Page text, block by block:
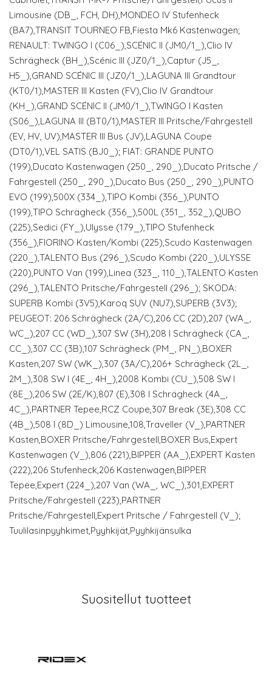
Limousine (DB_, FCH, DH),MONDEO IV Stufenheck
(BA7),TRANSIT TOURNEO FB,Fiesta Mk6 Kastenwagen;
RENAULT: TWINGO I (C06_),SCÉNIC II (JM0/1_),Clio IV
Schrägheck (BH_),Scénic III (JZ0/1_),Captur (J5_,
H5_),GRAND SCÉNIC III (JZ0/1_),LAGUNA III Grandtour
(KT0/1),MASTER III Kasten (FV),Clio IV Grandtour
(KH_),GRAND SCÉNIC II (JM0/1_),TWINGO I Kasten
(S06_),LAGUNA III (BT0/1),MASTER III Pritsche/Fahrgestell
(EV, HV, UV),MASTER III Bus (JV),LAGUNA Coupe
(DT0/1),VEL SATIS (BJ0_); FIAT: GRANDE PUNTO
(199),Ducato Kastenwagen (250_, 290_),Ducato Pritsche /
Fahrgestell (250_, 290_),Ducato Bus (250_, 290_),PUNTO
EVO (199),500X (334_),TIPO Kombi (356_),PUNTO
(199),TIPO Schrägheck (356_),500L (351_, 352_),QUBO
(225),Sedici (FY_),Ulysse (179_),TIPO Stufenheck
(356_),FIORINO Kasten/Kombi (225),Scudo Kastenwagen
(220_),TALENTO Bus (296_),Scudo Kombi (220_),ULYSSE
(220),PUNTO Van (199),Linea (323_, 110_),TALENTO Kasten
(296_),TALENTO Pritsche/Fahrgestell (296_); SKODA:
SUPERB Kombi (3V5),Karoq SUV (NU7),SUPERB (3V3);
PEUGEOT: 206 Schrägheck (2A/C),206 CC (2D),207 (WA_,
WC_),207 CC (WD_),307 SW (3H),208 I Schrägheck (CA_,
CC_),307 CC (3B),107 Schrägheck (PM_, PN_),BOXER
Kasten,207 SW (WK_),307 (3A/C),206+ Schrägheck (2L_,
2M_),308 SW I (4E_, 4H_),2008 Kombi (CU_),508 SW I
(8E_),206 SW (2E/K),807 (E),308 I Schrägheck (4A_,
4C_),PARTNER Tepee,RCZ Coupe,307 Break (3E),308 CC
(4B_),508 I (8D_) Limousine,108,Traveller (V_),PARTNER
Kasten,BOXER Pritsche/Fahrgestell,BOXER Bus,Expert
Kastenwagen (V_),806 (221),BIPPER (AA_),EXPERT Kasten
(222),206 Stufenheck,206 Kastenwagen,BIPPER
Tepee,Expert (224_),207 Van (WA_, WC_),301,EXPERT
Pritsche/Fahrgestell (223),PARTNER
Pritsche/Fahrgestell,Expert Pritsche / Fahrgestell (V_);
Tuulilasinpyyhkimet,Pyyhkijät,Pyyhkijänsulka
Suositellut tuotteet